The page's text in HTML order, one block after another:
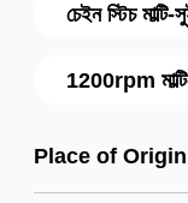
চেইন স্টিচ মাল্টি-
1200rpm
Place of